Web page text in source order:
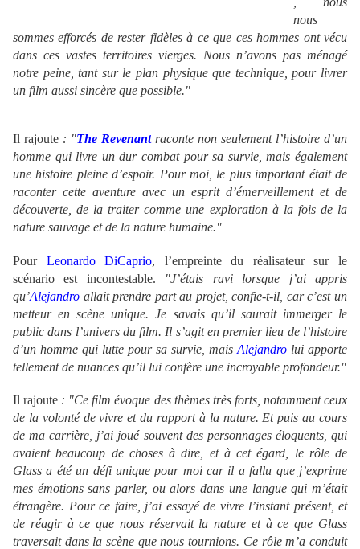
nous
sommes efforcés de rester fidèles à ce que ces hommes ont vécu
dans ces vastes territoires vierges. Nous n’avons pas ménagé
notre peine, tant sur le plan physique que technique, pour livrer
un film aussi sincère que possible."
Il rajoute : "The Revenant raconte non seulement l’histoire d’un
homme qui livre un dur combat pour sa survie, mais également
une histoire pleine d’espoir. Pour moi, le plus important était de
raconter cette aventure avec un esprit d’émerveillement et de
découverte, de la traiter comme une exploration à la fois de la
nature sauvage et de la nature humaine."
Pour Leonardo DiCaprio, l’empreinte du réalisateur sur le
scénario est incontestable.
"J’étais ravi lorsque j’ai appris
qu’Alejandro allait prendre part au projet, confie-t-il, car c’est un
metteur en scène unique. Je savais qu’il saurait immerger le
public dans l’univers du film. Il s’agit en premier lieu de l’histoire
d’un homme qui lutte pour sa survie, mais Alejandro lui apporte
tellement de nuances qu’il lui confère une incroyable profondeur."
Il rajoute : "Ce film évoque des thèmes très forts, notamment ceux
de la volonté de vivre et du rapport à la nature. Et puis au cours
de ma carrière, j’ai joué souvent des personnages éloquents, qui
avaient beaucoup de choses à dire, et à cet égard, le rôle de
Glass a été un défi unique pour moi car il a fallu que j’exprime
mes émotions sans parler, ou alors dans une langue qui m’était
étrangère. Pour ce faire, j’ai essayé de vivre l’instant présent, et
de réagir à ce que nous réservait la nature et à ce que Glass
traversait dans la scène que nous tournions. Ce rôle m’a conduit